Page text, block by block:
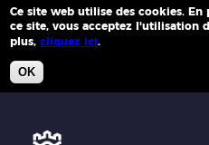
Ce site web utilise des cookies.
ce site, vous acceptez l'utilisation
plus,cliquez ici.
OK